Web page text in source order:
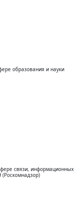
образования и науки
связи, информационных
(Роскомнадзор)